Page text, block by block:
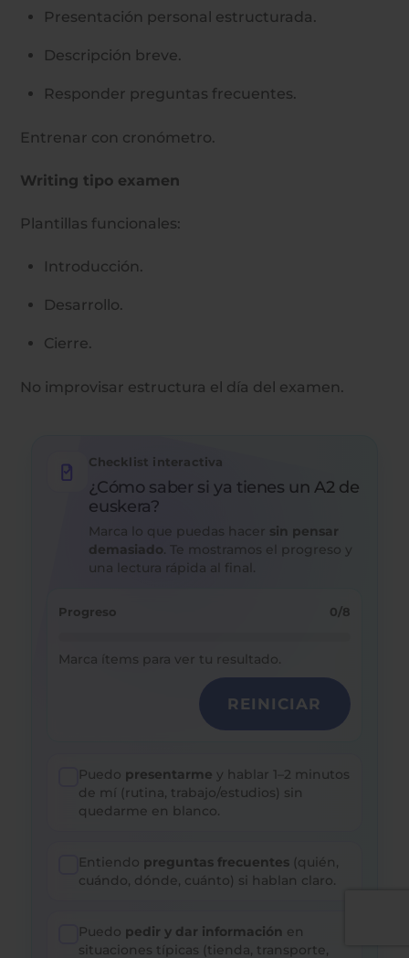
Presentación personal estructurada.
Descripción breve.
Responder preguntas frecuentes.
Entrenar con cronómetro.
Writing tipo examen
Plantillas funcionales:
Introducción.
Desarrollo.
Cierre.
No improvisar estructura el día del examen.
Checklist interactiva
¿Cómo saber si ya tienes un A2 de
euskera?
Marca lo que puedas hacer sin pensar
demasiado. Te mostramos el progreso y
una lectura rápida al final.
Progreso 0/8
Marca ítems para ver tu resultado.
REINICIAR
Puedo presentarme y hablar 1–2 minutos
de mí (rutina, trabajo/estudios) sin
quedarme en blanco.
Entiendo preguntas frecuentes (quién,
cuándo, dónde, cuánto) si hablan claro.
Puedo pedir y dar información en
situaciones típicas (tienda, transporte,